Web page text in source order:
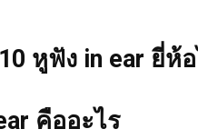
หูฟัง in ear ยี่ห้
คืออะไร